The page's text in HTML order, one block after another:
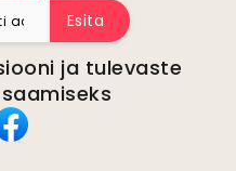
Esita
ja tulevaste